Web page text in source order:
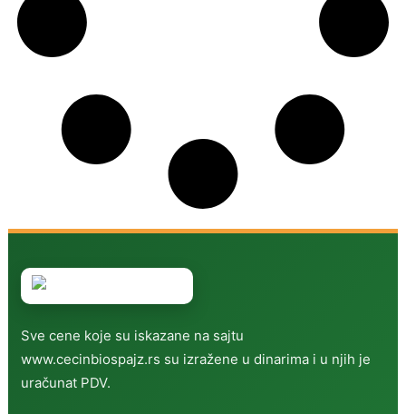
Sve cene koje su iskazane na sajtu
www.cecinbiospajz.rs su izražene u dinarima i u njih je
uračunat PDV.